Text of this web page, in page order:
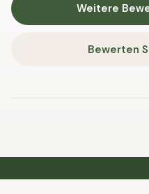
Weitere
Bewerten